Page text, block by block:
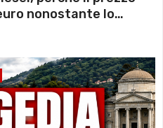
nonostante lo